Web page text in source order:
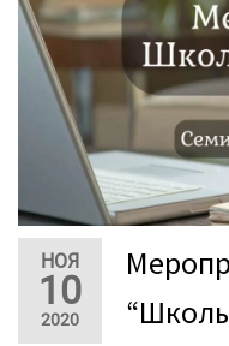
НОЯ
10
2020